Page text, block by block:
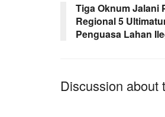
Tiga Oknum Jalani
Regional 5
Penguasa Lahan
Discussion about